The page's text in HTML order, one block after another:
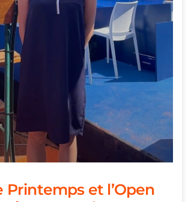
Printemps et l’Open